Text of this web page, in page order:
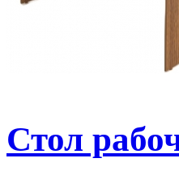
Стол